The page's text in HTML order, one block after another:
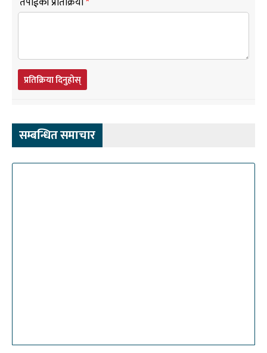
प्रतिक्रिया दिनुहोस्
सम्बन्धित समाचार